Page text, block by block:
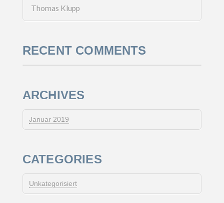
Thomas Klupp
RECENT COMMENTS
ARCHIVES
Januar 2019
CATEGORIES
Unkategorisiert